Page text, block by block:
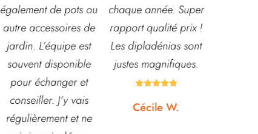
chaque année. Super
rapport qualité prix !
Les dipladénias sont
justes magnifiques.

Cécile W.
mariage!
Bouquet mariée,
centre de table et
Bouquet table
d'honneur.
Rapport qualité-prix,